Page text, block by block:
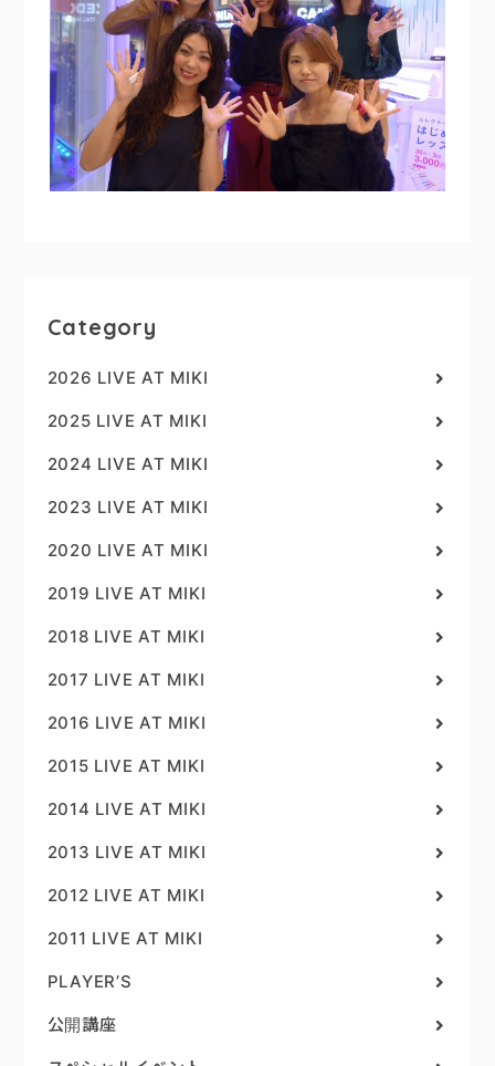
Category
2026 LIVE AT MIKI
2025 LIVE AT MIKI
2024 LIVE AT MIKI
2023 LIVE AT MIKI
2020 LIVE AT MIKI
2019 LIVE AT MIKI
2018 LIVE AT MIKI
2017 LIVE AT MIKI
2016 LIVE AT MIKI
2015 LIVE AT MIKI
2014 LIVE AT MIKI
2013 LIVE AT MIKI
2012 LIVE AT MIKI
2011 LIVE AT MIKI
PLAYER’S
公開講座